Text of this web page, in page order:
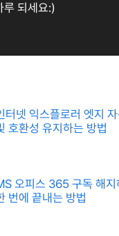
루 되세요:)
터넷 익스플로러 엣지
호환성 유지하는 방법
오피스 365 구독 해지
번에 끝내는 방법